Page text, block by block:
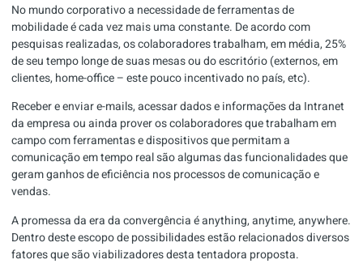
No mundo corporativo a necessidade de ferramentas de
mobilidade é cada vez mais uma constante. De acordo com
pesquisas realizadas, os colaboradores trabalham, em média, 25%
de seu tempo longe de suas mesas ou do escritório (externos, em
clientes, home-office – este pouco incentivado no país, etc).
Receber e enviar e-mails, acessar dados e informações da Intranet
da empresa ou ainda prover os colaboradores que trabalham em
campo com ferramentas e dispositivos que permitam a
comunicação em tempo real são algumas das funcionalidades que
geram ganhos de eficiência nos processos de comunicação e
vendas.
A promessa da era da convergência é anything, anytime, anywhere.
Dentro deste escopo de possibilidades estão relacionados diversos
fatores que são viabilizadores desta tentadora proposta.